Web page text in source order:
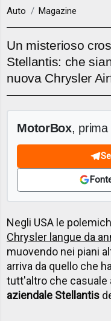
Auto Magazine
Un misterioso
Stellantis: che
nuova Chrysler
MotorBox, prima
Negli USA le
Chrysler langue da
muovendo nei piani
arriva da quello che
tutt'altro che casuale
aziendale Stellantis